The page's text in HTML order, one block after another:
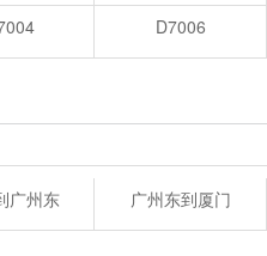
D7006
广州东 广州东到厦门